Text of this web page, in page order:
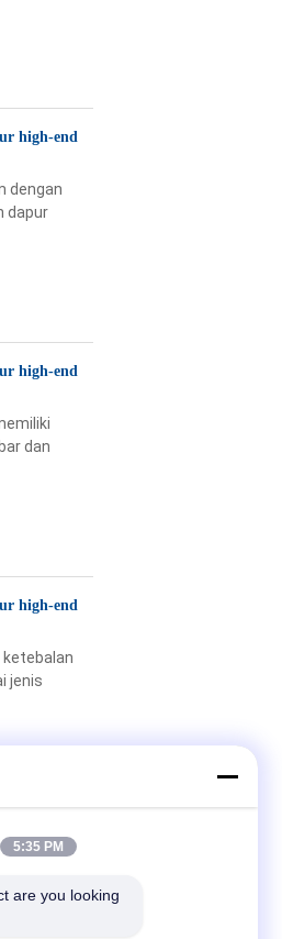
high-end
dengan
dapur
high-end
dan
high-end
ketebalan
jenis
high-end
dan
pelat
5:35 PM
are you looking